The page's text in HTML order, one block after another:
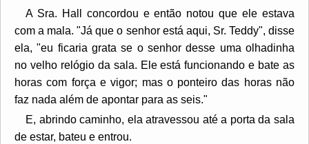
A Sra. Hall concordou e então notou que ele estava
com a mala. "Já que o senhor está aqui, Sr. Teddy", disse
ela, "eu ficaria grata se o senhor desse uma olhadinha
no velho relógio da sala. Ele está funcionando e bate as
horas com força e vigor; mas o ponteiro das horas não
faz nada além de apontar para as seis."
E, abrindo caminho, ela atravessou até a porta da sala
de estar, bateu e entrou.